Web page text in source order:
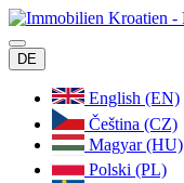
DE
English (EN)
Čeština (CZ)
Magyar (HU)
Polski (PL)